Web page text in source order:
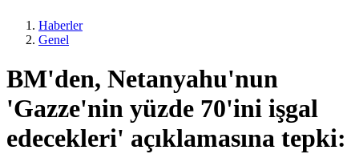
Haberler
Genel
BM'den, Netanyahu'nun
'Gazze'nin yüzde 70'ini işgal
edecekleri' açıklamasına tepki: